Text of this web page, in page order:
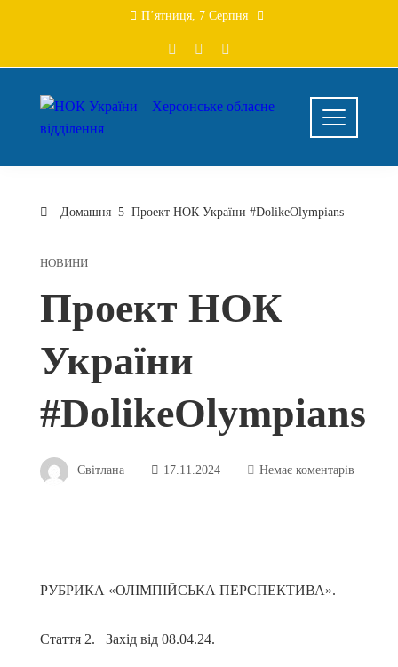
П’ятниця, 7 Серпня
Домашня Проект НОК України #DolikeOlympians
НОВИНИ
Проект НОК
України
#DolikeOlympians
Світлана 17.11.2024 Немає коментарів
РУБРИКА «ОЛІМПІЙСЬКА ПЕРСПЕКТИВА».
Стаття 2. Захід від 08.04.24.